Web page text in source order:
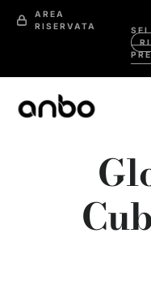
AREA
RISERVATA
SEI